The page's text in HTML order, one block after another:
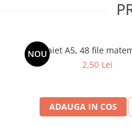
NOUCaiet A5, 48 file
2,50 Lei
ADAUGA IN COS